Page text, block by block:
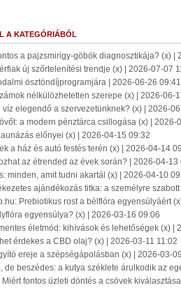
A KATEGÓRIÁBÓL
a pajzsmirigy-göbök diagnosztikája? (x) |
új szőrtelenítési trendje (x) | 2026-07-07
ösztöndíjprogramjára | 2026-06-26 09:41
nélkülözhetetlen szerepe (x) | 2026-06-
elegendő a szervezetünknek? (x) | 2026-
a modern pénztárca csillogása (x) | 2026-
előnyei (x) | 2026-04-15 09:32
a ház és autó festés terén (x) | 2026-04-14
az étrended az évek során? | 2026-04-13
minden, amit tudni akartál (x) | 2026-04-10
ajándékozás titka: a személyre
Prebiotikus rost a bélflóra egyensúlyáért
egyensúlya? (x) | 2026-03-16 09:06
életmód: kihívások és lehetőségek (x) |
érdekes a CBD olaj? (x) | 2026-03-11 11:02
ereje a szépségápolásban (x) | 2026-03-
de beszédes: a kutya széklete árulkodik az
fontos üzleti döntés a csövek